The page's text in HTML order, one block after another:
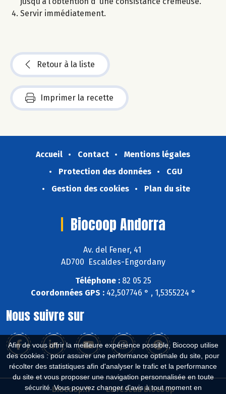
Afin de vous offrir la meilleure expérience possible, Biocoop utilise
des cookies : pour assurer une performance optimale du site, pour
récolter des statistiques afin d'analyser le trafic et la performance
du site et vous proposer une navigation personnalisée en toute
sécurité. Vous pouvez changer d'avis à tout moment en
Servir immédiatement.
Retour à la liste
Imprimer la recette
Accueil Contact
Mentions légales
Protection des données
CGU
Gestion des cookies
Plan du site
Biocoop Andorra
Av. del Fener, 41
AD700 Escaldes-Engordany
Téléphone :82 05 25
Coordonnées GPS :42,507746 ° , 1,5355224 °
Nous suivre sur
Biocoop.fr Le réseau Biocoop